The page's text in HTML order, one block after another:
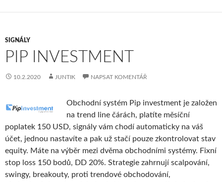
SIGNÁLY
PIP INVESTMENT
10.2.2020 JUNTIK NAPSAT KOMENTÁŘ
Obchodní systém Pip investment je založen
na trend line čárách, platíte měsíční
poplatek 150 USD, signály vám chodí automaticky na váš
účet, jednou nastavíte a pak už stačí pouze zkontrolovat stav
equity. Máte na výběr mezi dvěma obchodními systémy. Fixní
stop loss 150 bodů, DD 20%. Strategie zahrnují scalpování,
swingy, breakouty, proti trendové obchodování,